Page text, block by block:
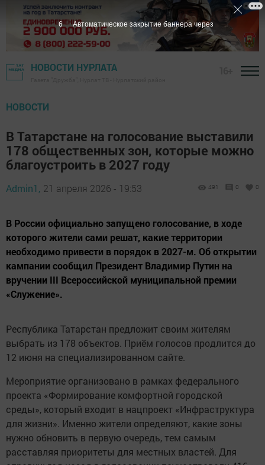
НОВОСТИ НУРЛАТА
НОВОСТИ
В Татарстане на голосование выставили
178 общественных зон, которые можно
благоустроить в 2027 году
Admin1, 21 апреля 2026 - 19:53 491 0 0
В России официально запущено голосование, в ходе
которого жители сами решат, какие территории
необходимо привести в порядок в 2027-м. Об открытии
кампании сообщил Президент Владимир Путин на
вручении III Всероссийской муниципальной премии
«Служение».
Республика Татарстан предложит своим жителям
выбрать из 178 объектов. Приём голосов продлится до
12 июня на специализированном сайте.
Мероприятие организовано в рамках федерального
проекта «Формирование комфортной городской
среды», который входит в нацпроект «Инфраструктура
для жизни». Именно жители определяют, какие зоны
нужно обновить в первую очередь, тем самым
расставляя приоритеты для местных властей. Для
4 Автоматическое закрытие баннера через